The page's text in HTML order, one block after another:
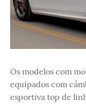
Os modelos com
equipados com
esportiva top de